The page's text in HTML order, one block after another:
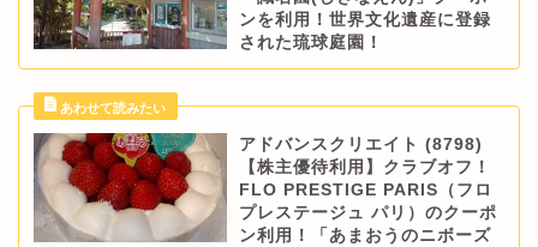
ンを利用！世界文化遺産に登録
された琉球庭園！
アドバンスクリエイト (8798)
【株主優待利用】クラブオフ！
FLO PRESTIGE PARIS（フロ
プレステージュ パリ）のクーポ
ン利用！「あまおうのニボーズ